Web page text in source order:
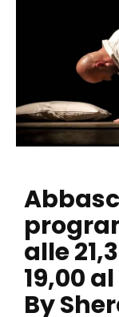
alle
19,00
By